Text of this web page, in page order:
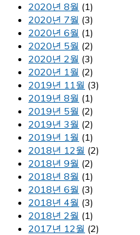
2020년 8월 (1)
2020년 7월 (3)
2020년 6월 (1)
2020년 5월 (2)
2020년 2월 (3)
2020년 1월 (2)
2019년 11월 (3)
2019년 8월 (1)
2019년 5월 (2)
2019년 3월 (2)
2019년 1월 (1)
2018년 12월 (2)
2018년 9월 (2)
2018년 8월 (1)
2018년 6월 (3)
2018년 4월 (3)
2018년 2월 (1)
2017년 12월 (2)